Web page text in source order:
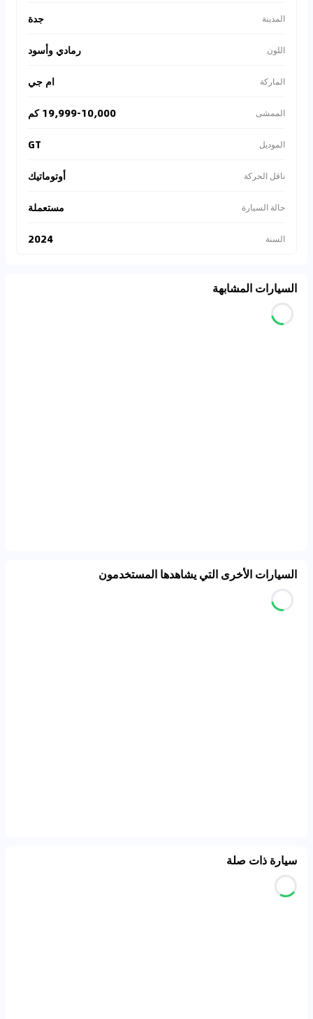
المدينة جدة
اللون رمادي وأسود
الماركة ام جي
الممشى 19,999-10,000 كم
الموديل GT
ناقل الحركة أوتوماتيك
حالة السيارة مستعملة
السنة 2024
السيارات المشابهة
السيارات الأخرى التي يشاهدها المستخدمون
سيارة ذات صلة